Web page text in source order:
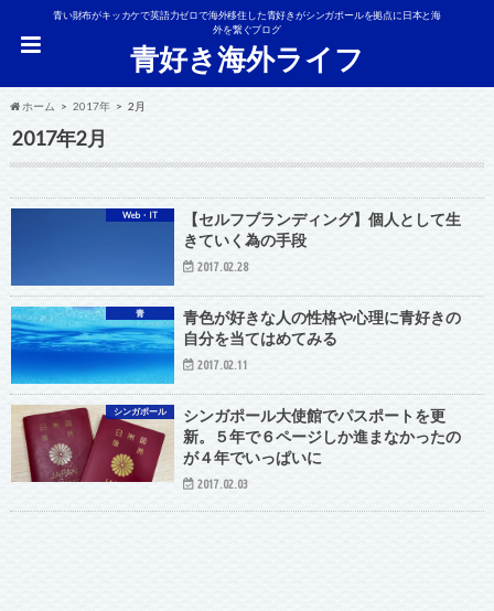
青い財布がキッカケで英語力ゼロで海外移住した青好きがシンガポールを拠点に日本と海
外を繋ぐブログ
青好き海外ライフ
ホーム 2017年 2月
2017年2月
Web・IT
【セルフブランディング】個人として生
きていく為の手段
2017.02.28
青
青色が好きな人の性格や心理に青好きの
自分を当てはめてみる
2017.02.11
シンガポール
シンガポール大使館でパスポートを更
新。５年で６ページしか進まなかったの
が４年でいっぱいに
2017.02.03